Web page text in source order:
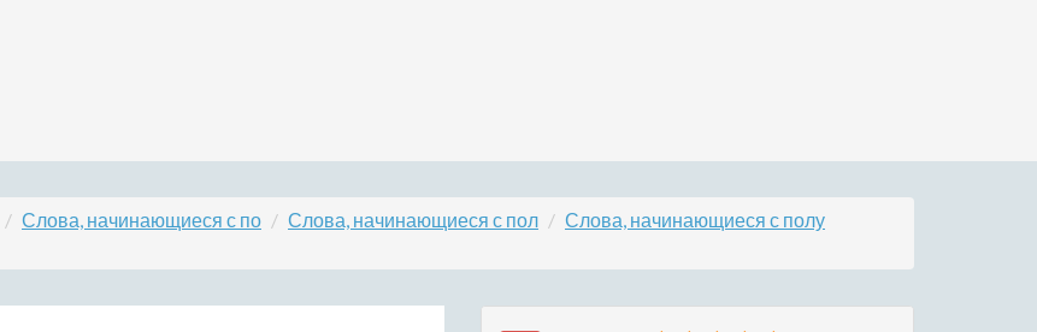
Слова, начинающиеся с по Слова, начинающиеся с пол
Слова, начинающиеся с полу